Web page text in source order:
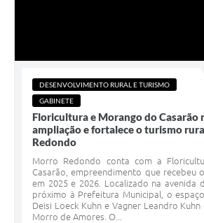
DESENVOLVIMENTO RURAL E TURISMO
GABINETE
Floricultura e Morango do Casarão
ampliação e fortalece o turismo
Redondo
Morro Redondo conta com a
Casarão, empreendimento que recebeu
em 2025 e 2026. Localizado na avenida
próximo à Prefeitura Municipal, o
Deisi Loeck Kuhn e Vagner Leandro
Morro de Amores. O...